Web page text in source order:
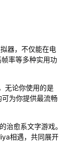
器，不仅能在电
率等多种实用功
无论你使用的是
为你提供最流畅
治愈系文字游戏。
相遇，共同展开